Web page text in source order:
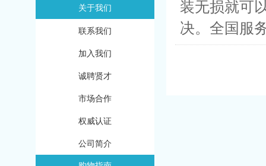
关于我们
联系我们
加入我们
诚聘贤才
市场合作
权威认证
公司简介
装无损就可
决。全国服